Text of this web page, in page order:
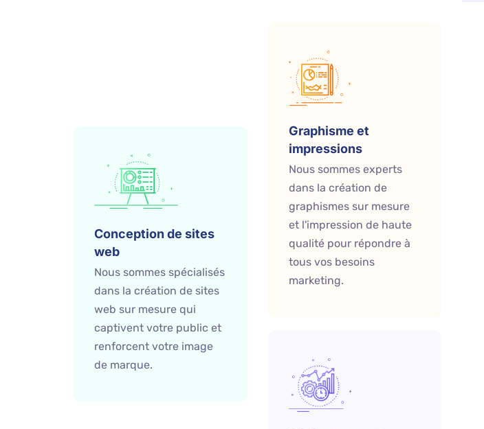
Conception de sites
web
Nous sommes spécialisés
dans la création de sites
web sur mesure qui
captivent votre public et
renforcent votre image
de marque.
Graphisme et
impressions
Nous sommes experts
dans la création de
graphismes sur mesure
et l'impression de haute
qualité pour répondre à
tous vos besoins
marketing.